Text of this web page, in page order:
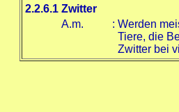
2.2.6.1 Zwitter
A.m.
: Werden
Tiere, die
Zwitter bei